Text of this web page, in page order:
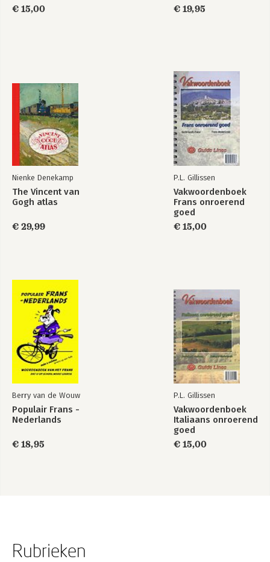
€ 15,00
€ 19,95
Nienke Denekamp
The Vincent van
Gogh atlas
€ 29,99
P.L. Gillissen
Vakwoordenboek
Frans onroerend
goed
€ 15,00
Berry van de Wouw
Populair Frans -
Nederlands
€ 18,95
P.L. Gillissen
Vakwoordenboek
Italiaans onroerend
goed
€ 15,00
Rubrieken